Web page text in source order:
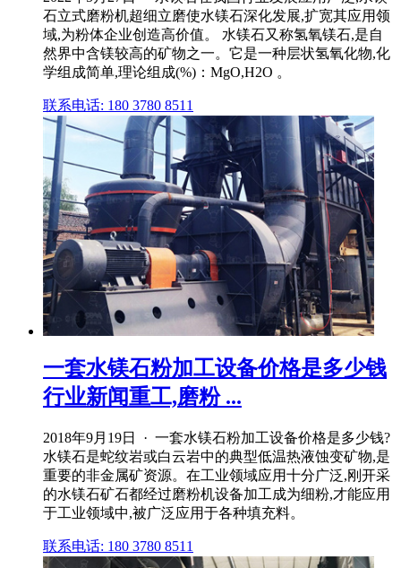
石立式磨粉机超细立磨使水镁石深化发展,扩宽其应用领
域,为粉体企业创造高价值。 水镁石又称氢氧镁石,是自
然界中含镁较高的矿物之一。它是一种层状氢氧化物,化
学组成简单,理论组成(%)：MgO,H2O 。
联系电话: 180 3780 8511
一套水镁石粉加工设备价格是多少钱
行业新闻重工,磨粉 ...
2018年9月19日 · 一套水镁石粉加工设备价格是多少钱?
水镁石是蛇纹岩或白云岩中的典型低温热液蚀变矿物,是
重要的非金属矿资源。在工业领域应用十分广泛,刚开采
的水镁石矿石都经过磨粉机设备加工成为细粉,才能应用
于工业领域中,被广泛应用于各种填充料。
联系电话: 180 3780 8511